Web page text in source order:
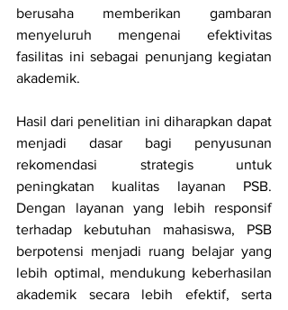
berusaha memberikan gambaran
menyeluruh mengenai efektivitas
fasilitas ini sebagai penunjang kegiatan
akademik.
Hasil dari penelitian ini diharapkan dapat
menjadi dasar bagi penyusunan
rekomendasi strategis untuk
peningkatan kualitas layanan PSB.
Dengan layanan yang lebih responsif
terhadap kebutuhan mahasiswa, PSB
berpotensi menjadi ruang belajar yang
lebih optimal, mendukung keberhasilan
akademik secara lebih efektif, serta